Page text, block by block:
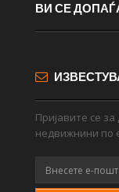
ВИ СЕ
Пријавите се
недвижнини по